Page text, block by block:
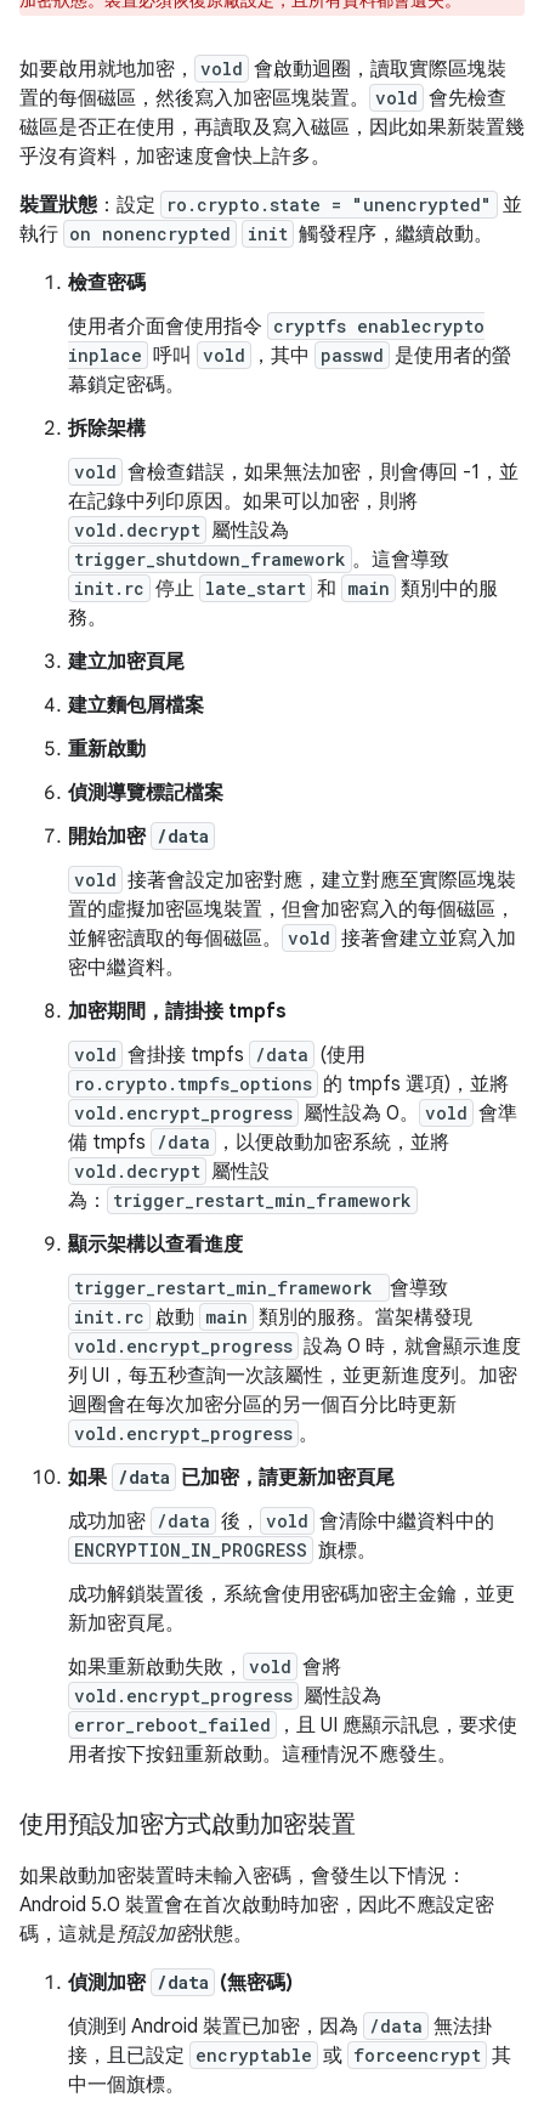
如要啟用就地加密， vold 會啟動迴圈，讀取實際區塊裝
置的每個磁區，然後寫入加密區塊裝置。
vold 會先檢查
磁區是否正在使用，再讀取及寫入磁區，因此如果新裝置幾
乎沒有資料，加密速度會快上許多。
裝置狀態：設定 ro.crypto.state = "unencrypted"
並
執行 on nonencrypted init 觸發程序，繼續啟動。
檢查密碼
使用者介面會使用指令 cryptfs enablecrypto
inplace 呼叫 vold ，其中 passwd 是使用者的螢
幕鎖定密碼。
拆除架構
vold 會檢查錯誤，如果無法加密，則會傳回 -1，並
在記錄中列印原因。如果可以加密，則將
vold.decrypt 屬性設為
trigger_shutdown_framework 。這會導致
init.rc 停止 late_start 和 main 類別中的服
務。
建立加密頁尾
建立麵包屑檔案
重新啟動
偵測導覽標記檔案
開始加密 /data
vold 接著會設定加密對應，建立對應至實際區塊裝
置的虛擬加密區塊裝置，但會加密寫入的每個磁區，
並解密讀取的每個磁區。
vold 接著會建立並寫入加
密中繼資料。
加密期間，請掛接 tmpfs
vold 會掛接 tmpfs /data (使用
ro.crypto.tmpfs_options 的 tmpfs 選項)，並將
vold.encrypt_progress 屬性設為 0。 vold 會準
備 tmpfs
/data ，以便啟動加密系統，並將
vold.decrypt 屬性設
為：
trigger_restart_min_framework
顯示架構以查看進度
trigger_restart_min_framework 會導致
init.rc 啟動 main 類別的服務。當架構發現
vold.encrypt_progress 設為 0 時，就會顯示進度
列 UI，每五秒查詢一次該屬性，並更新進度列。加密
迴圈會在每次加密分區的另一個百分比時更新
vold.encrypt_progress 。
如果 /data 已加密，請更新加密頁尾
成功加密 /data 後， vold 會清除中繼資料中的
ENCRYPTION_IN_PROGRESS 旗標。
成功解鎖裝置後，系統會使用密碼加密主金鑰，並更
新加密頁尾。
如果重新啟動失敗，
vold 會將
vold.encrypt_progress 屬性設為
error_reboot_failed
，且 UI 應顯示訊息，要求使
用者按下按鈕重新啟動。這種情況不應發生。
使用預設加密方式啟動加密裝置
如果啟動加密裝置時未輸入密碼，會發生以下情況：
Android 5.0 裝置會在首次啟動時加密，因此不應設定密
碼，這就是預設加密狀態。
偵測加密 /data (無密碼)
偵測到 Android 裝置已加密，因為
/data 無法掛
接，且已設定 encryptable 或 forceencrypt 其
中一個旗標。